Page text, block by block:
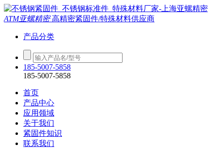
ATM亚螺精密高精密紧固件/特殊材料供应商
产品分类
185-5007-5858
185-5007-5858
首页
产品中心
应用领域
关于我们
紧固件知识
联系我们